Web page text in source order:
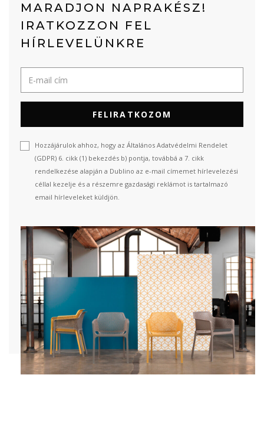
MARADJON NAPRAKÉSZ!
IRATKOZZON FEL
HÍRLEVELÜNKRE
FELIRATKOZOM
Hozzájárulok ahhoz, hogy az Általános Adatvédelmi Rendelet
(GDPR) 6. cikk (1) bekezdés b) pontja, továbbá a 7. cikk
rendelkezése alapján a Dublino az e-mail címemet hírlevelezési
céllal kezelje és a részemre gazdasági reklámot is tartalmazó
email hírleveleket küldjön.